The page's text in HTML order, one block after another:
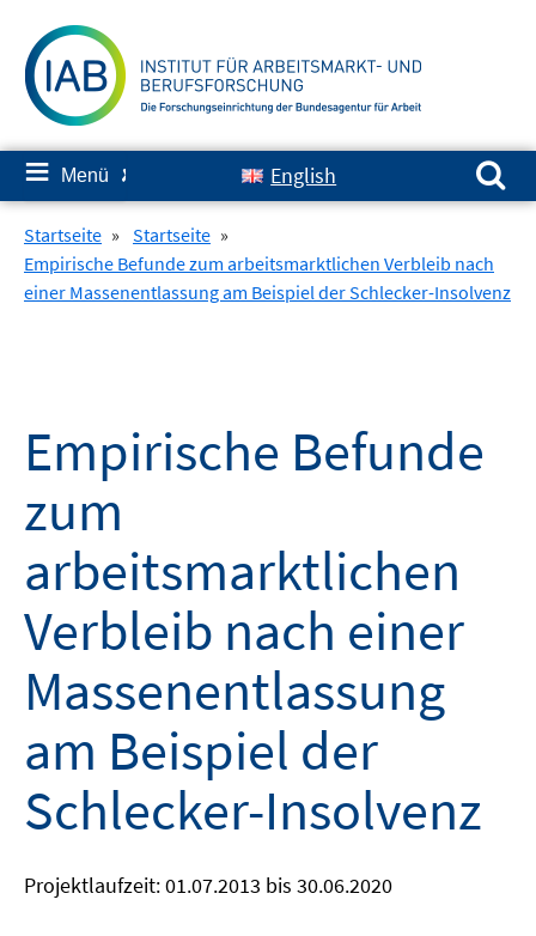
zum
Inhalt
≡ Menü ✘ English
Suchen nach:
Startseite » Startseite »
Empirische Befunde zum arbeitsmarktlichen Verbleib nach
einer Massenentlassung am Beispiel der Schlecker-Insolvenz
Empirische Befunde
zum
arbeitsmarktlichen
Verbleib nach einer
Massenentlassung
am Beispiel der
Schlecker-Insolvenz
Projektlaufzeit: 01.07.2013 bis 30.06.2020